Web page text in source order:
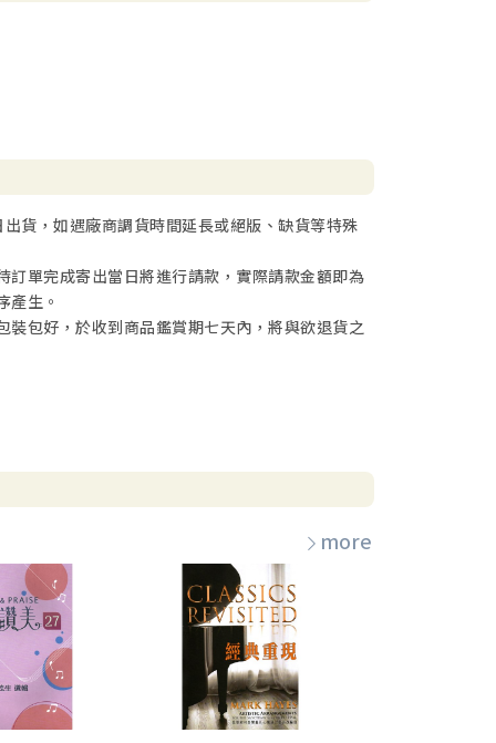
貨，如遇廠商調貨時間延長或絕版、缺貨等特殊
單完成寄出當日將進行請款，實際請款金額即為
產生。
包好，於收到商品鑑賞期七天內，將與欲退貨之
more